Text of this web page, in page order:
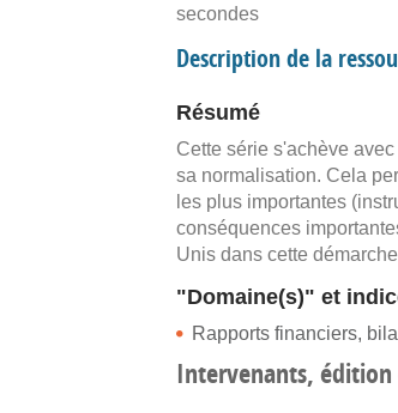
secondes
Description de la
Résumé
Cette série s'achève
sa normalisation. Cela
les plus importantes
conséquences
Unis dans cette
"Domaine(s)" et
Rapports financiers,
Intervenants,